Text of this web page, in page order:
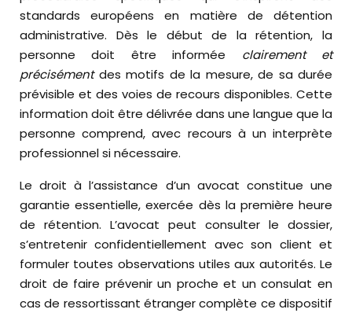
standards européens en matière de détention
administrative. Dès le début de la rétention, la
personne doit être informée clairement et
précisément des motifs de la mesure, de sa durée
prévisible et des voies de recours disponibles. Cette
information doit être délivrée dans une langue que la
personne comprend, avec recours à un interprète
professionnel si nécessaire.
Le droit à l’assistance d’un avocat constitue une
garantie essentielle, exercée dès la première heure
de rétention. L’avocat peut consulter le dossier,
s’entretenir confidentiellement avec son client et
formuler toutes observations utiles aux autorités. Le
droit de faire prévenir un proche et un consulat en
cas de ressortissant étranger complète ce dispositif